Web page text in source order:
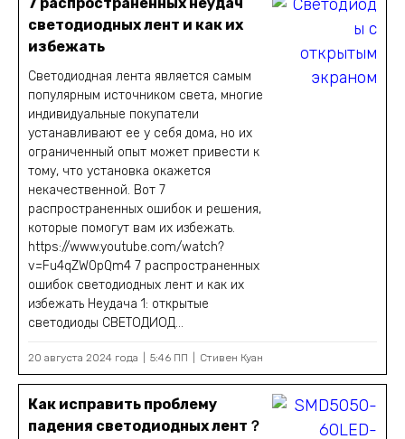
светодиодных лент и как их
избежать
Светодиодная лента является самым
популярным источником света, многие
индивидуальные покупатели
устанавливают ее у себя дома, но их
ограниченный опыт может привести к
тому, что установка окажется
некачественной. Вот 7
распространенных ошибок и решения,
которые помогут вам их избежать.
https://www.youtube.com/watch?
v=Fu4qZW0pQm4 7 распространенных
ошибок светодиодных лент и как их
избежать Неудача 1: открытые
светодиоды СВЕТОДИОД...
20 августа 2024 года 5:46 ПП Стивен Куан
Как исправить проблему
падения светодиодных лент？